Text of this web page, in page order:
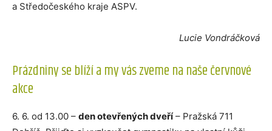
a Středočeského kraje ASPV.
Lucie Vondráčková
Prázdniny se blíží a my vás zveme na naše červnové
akce
6. 6. od 13.00 – den otevřených dveří– Pražská 711